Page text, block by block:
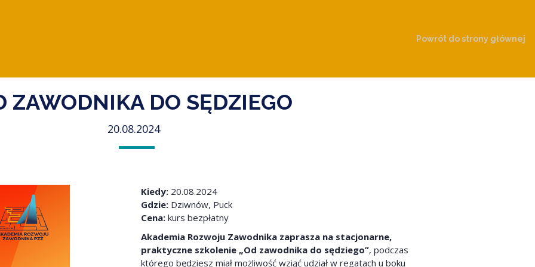
Powrót do strony głównej
ZAWODNIKA DO SĘDZIEGO
20.08.2024
Kiedy: 20.08.2024
Gdzie: Dziwnów, Puck
Cena: kurs bezpłatny
Akademia Rozwoju Zawodnika zaprasza na stacjonarne,
praktyczne szkolenie „Od zawodnika do sędziego”, podczas
którego będziesz miał możliwość wziąć udział w regatach u boku